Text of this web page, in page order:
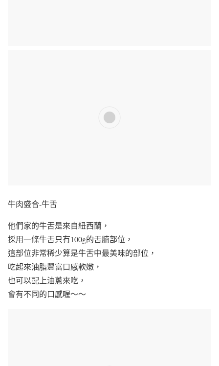
牛肉盛合-牛舌
他們家的牛舌是來自紐西蘭，
採用一條牛舌只有100g的舌腩部位，
這部位非常稀少算是牛舌中最美味的部位，
吃起來油脂豐富口感軟嫩，
也可以配上油蔥來吃，
會有不同的口感喔～～